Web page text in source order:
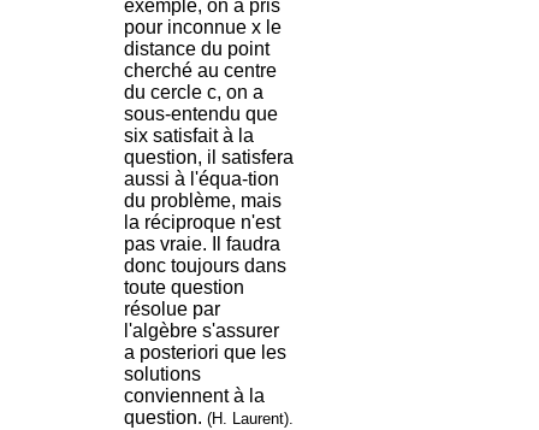
exemple, on a pris
pour inconnue x le
distance du point
cherché au centre
du cercle c, on a
sous-entendu que
six satisfait à la
question, il satisfera
aussi à l'équa-tion
du problème, mais
la réciproque n'est
pas vraie. Il faudra
donc toujours dans
toute question
résolue par
l'algèbre s'assurer
a posteriori que les
solutions
conviennent à la
question. (H. Laurent).